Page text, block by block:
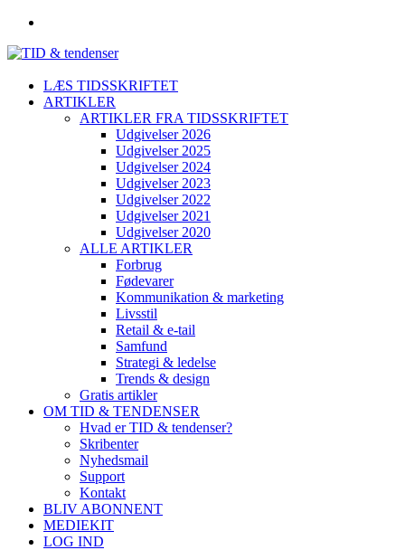
LÆS TIDSSKRIFTET
ARTIKLER
ARTIKLER FRA TIDSSKRIFTET
Udgivelser 2026
Udgivelser 2025
Udgivelser 2024
Udgivelser 2023
Udgivelser 2022
Udgivelser 2021
Udgivelser 2020
ALLE ARTIKLER
Forbrug
Fødevarer
Kommunikation & marketing
Livsstil
Retail & e-tail
Samfund
Strategi & ledelse
Trends & design
Gratis artikler
OM TID & TENDENSER
Hvad er TID & tendenser?
Skribenter
Nyhedsmail
Support
Kontakt
BLIV ABONNENT
MEDIEKIT
LOG IND